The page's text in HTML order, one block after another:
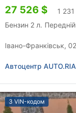
27 526 $
1
Бензин 2 л. Передній
Івано-Франківськ,
Автоцентр AUTO.RIA
З VIN-кодом